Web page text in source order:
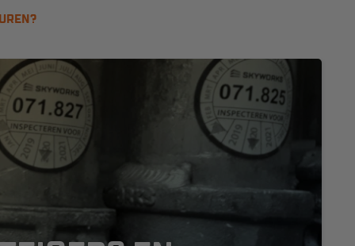
Knikarmhoogwerkers
Spinhoogwerkers
Schaarhoogwerkers
Masthoogwerkers
Autohoogwerkers
bij ons
video's
Veelgestelde vragen
Wet- en regelgeving
Garantie
Algemene
voorwaarden